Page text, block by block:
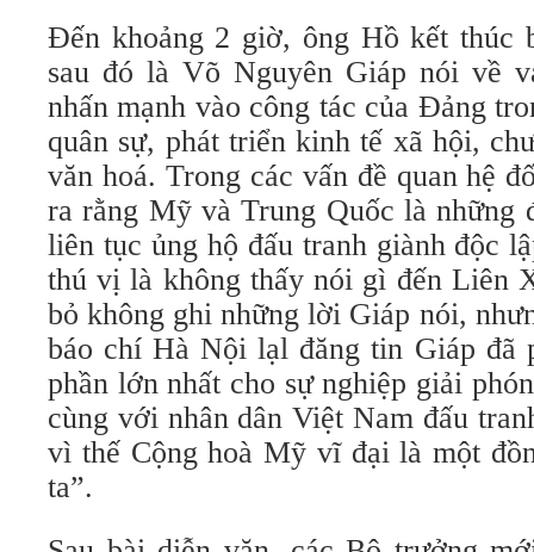
Đến khoảng 2 giờ, ông Hồ kết thúc
sau đó là Võ Nguyên Giáp nói về
nhấn mạnh vào công tác của Đảng
quân sự, phát triển kinh tế xã hội,
văn hoá. Trong các vấn đề quan hệ
ra rằng Mỹ và Trung Quốc là những
liên tục ủng hộ đấu tranh giành độc
thú vị là không thấy nói gì đến Liên
bỏ không ghi những lời Giáp nói,
báo chí Hà Nội lạl đăng tin Giáp đã
phần lớn nhất cho sự nghiệp giải
cùng với nhân dân Việt Nam đấu
vì thế Cộng hoà Mỹ vĩ đại là một
ta”.